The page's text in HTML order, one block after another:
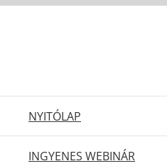
NYITÓLAP
INGYENES WEBINÁR